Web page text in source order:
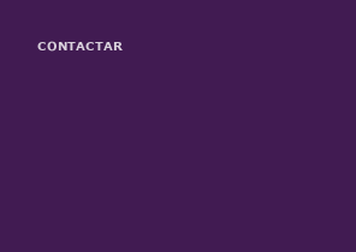
CONTACTAR